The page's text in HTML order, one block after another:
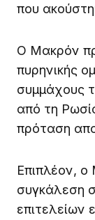
που
Ο Μακρόν
πυρηνικής
συμμάχους
από τη
πρόταση
Επιπλέον,
συγκάλεση
επιτελείων